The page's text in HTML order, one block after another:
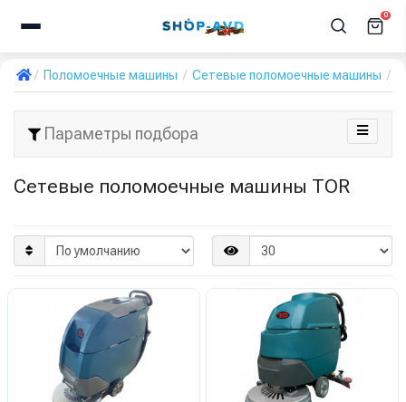
0
Поломоечные машины Сетевые поломоечные машины
Параметры подбора
Сетевые поломоечные машины TOR